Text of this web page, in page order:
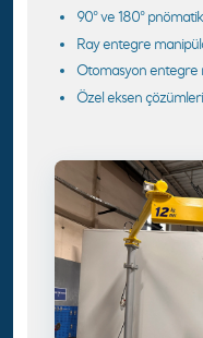
90° ve 180°
Ray entegre
Otomasyon entegre
Özel eksen çözümleri